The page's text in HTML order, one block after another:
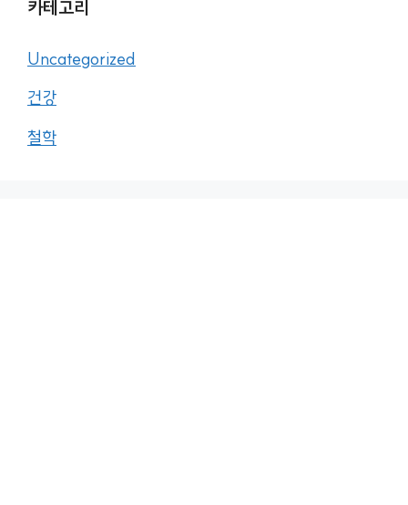
카테고리
Uncategorized
건강
철학